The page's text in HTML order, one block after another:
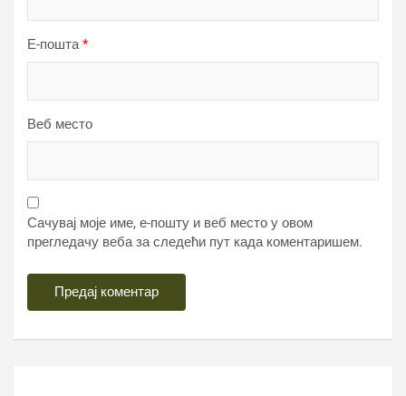
Е-пошта*
Веб место
Сачувај моје име, е-пошту и веб место у овом
прегледачу веба за следећи пут када коментаришем.